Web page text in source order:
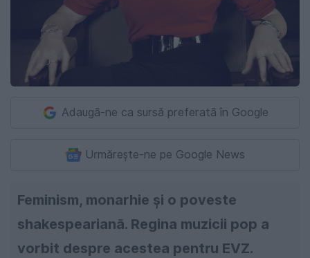
Adaugă-ne ca sursă preferată în Google
Urmărește-ne pe Google News
Feminism, monarhie şi o poveste
shakespeariană. Regina muzicii pop a
vorbit despre acestea pentru EVZ.